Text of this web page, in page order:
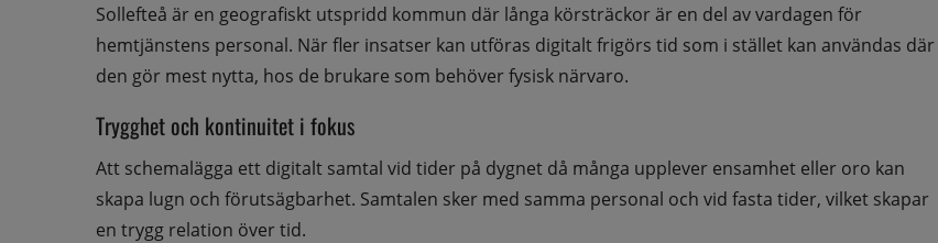
Sollefteå är en geografiskt utspridd kommun där långa körsträckor är en del av vardagen för
hemtjänstens personal. När fler insatser kan utföras digitalt frigörs tid som i stället kan användas där
den gör mest nytta, hos de brukare som behöver fysisk närvaro.
Trygghet och kontinuitet i fokus
Att schemalägga ett digitalt samtal vid tider på dygnet då många upplever ensamhet eller oro kan
skapa lugn och förutsägbarhet. Samtalen sker med samma personal och vid fasta tider, vilket skapar
en trygg relation över tid.